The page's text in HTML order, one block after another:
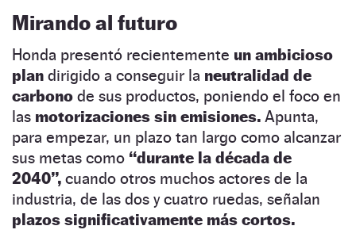
Mirando al futuro
Honda presentó recientemente un ambicioso
plan dirigido a conseguir la neutralidad de
carbono de sus productos, poniendo el foco en
las motorizaciones sin emisiones. Apunta,
para empezar, un plazo tan largo como alcanzar
sus metas como “durante la década de
2040”, cuando otros muchos actores de la
industria, de las dos y cuatro ruedas, señalan
plazos significativamente más cortos.